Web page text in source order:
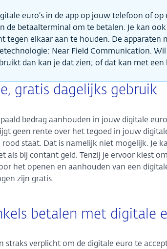
euro’s in de app op jouw telefoon of
de betaalterminal om te betalen. Je kan
tegen elkaar aan te houden. De apparaten
Near Field Communication. Wil
dan kan je dat zien; of dat kan met
gratis dagelijks gebruik
bedrag aanhouden in jouw digitale
geen rente over het tegoed in jouw
rood staat. Dat is namelijk niet mogelijk. Je
als bij contant geld. Tenzij je ervoor kiest
het openen en aanhouden van een
zijn gratis.
betalen met digitale
straks verplicht om de digitale euro te